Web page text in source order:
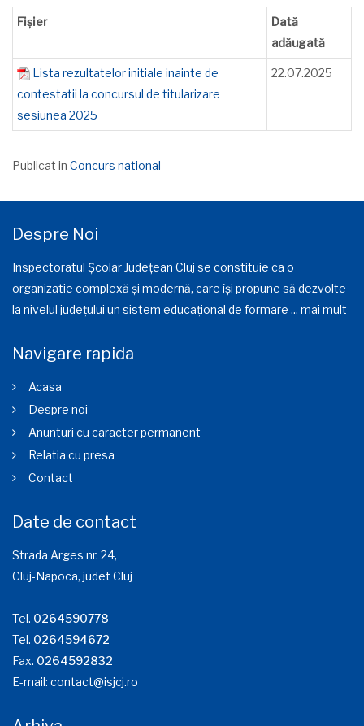
Fișier
Dată
adăugată
Lista rezultatelor initiale inainte de
contestatii la concursul de titularizare
sesiunea 2025
22.07.2025
Publicat in Concurs national
Despre Noi
Inspectoratul Școlar Județean Cluj se constituie ca o
organizatie complexă și modernă, care își propune să dezvolte
la nivelul județului un sistem educațional de formare ... mai mult
Navigare rapida
Acasa
Despre noi
Anunturi cu caracter permanent
Relatia cu presa
Contact
Date de contact
Strada Arges nr. 24,
Cluj-Napoca, judet Cluj
Tel. 0264590778
Tel. 0264594672
Fax. 0264592832
E-mail: contact@isjcj.ro